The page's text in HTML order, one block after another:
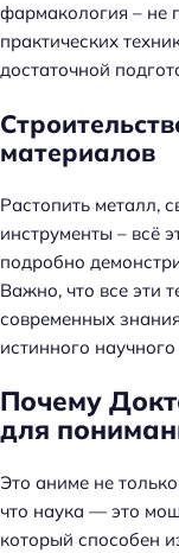
фармакология – не
практических
достаточной
материалов
Растопить металл,
инструменты – всё
подробно
Важно, что все эти
современных
истинного
Почему
для
Это аниме не
что наука — это
который способен